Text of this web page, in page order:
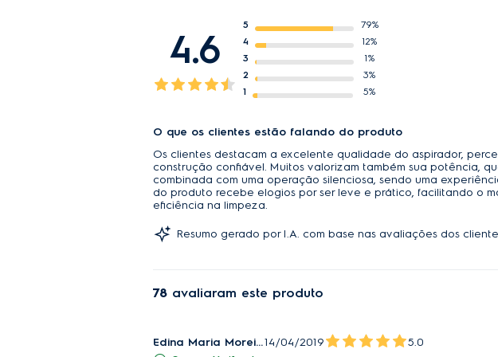
360° MOTION TECHNOLOGY
Suas rodas permitem uma rotação de 360°
produto fique enroscado em algum lugar.
Motor altamente eficiente e com grande
REGULADOR DE POTÊNCIA
Permite a aspiração de todas as superfícies
potência para aspirar, desde tapetes e
CAPACIDADE PARA PÓ DE 3,5L
ENROLADOR DE CABO ELÉTRICO
armazenamento do produto.
4.6
5
79%
4
12%
3
1%
2
3%
1
5%
O que os clientes estão falando do produto
Os clientes destacam a excelente qualidade do aspirador,
construção confiável. Muitos valorizam também sua potência,
combinada com uma operação silenciosa, sendo uma
do produto recebe elogios por ser leve e prático, facilitando o
eficiência na limpeza.
Resumo gerado por I.A. com base nas avaliações dos
78 avaliaram este produto
Edina Maria Moreira Chaves maia14/04/2019 5.0